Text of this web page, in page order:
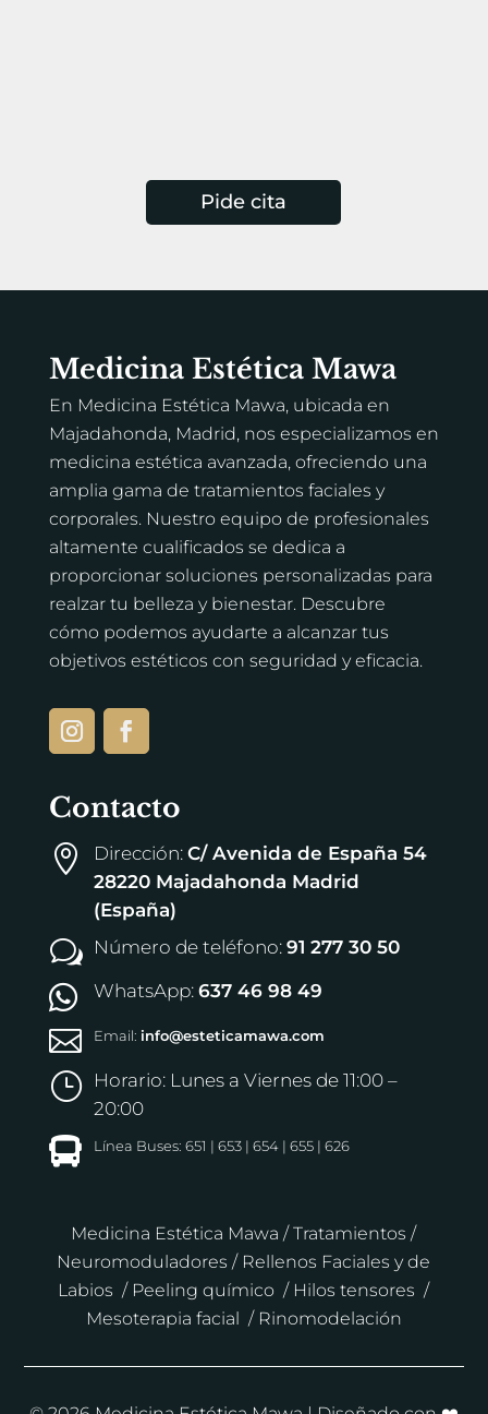
Pide cita
Medicina Estética Mawa
En Medicina Estética Mawa, ubicada en
Majadahonda, Madrid, nos especializamos en
medicina estética avanzada, ofreciendo una
amplia gama de tratamientos faciales y
corporales. Nuestro equipo de profesionales
altamente cualificados se dedica a
proporcionar soluciones personalizadas para
realzar tu belleza y bienestar. Descubre
cómo podemos ayudarte a alcanzar tus
objetivos estéticos con seguridad y eficacia.
Contacto
 Dirección: C/ Avenida de España 54
28220 Majadahonda Madrid
(España)
w Número de teléfono: 91 277 30 50
 WhatsApp: 637 46 98 49
 Email: info@esteticamawa.com
}
Horario: Lunes a Viernes de 11:00 –
20:00
 Línea Buses: 651 | 653 | 654 | 655 | 626
Medicina Estética Mawa /Tratamientos /
Neuromoduladores / Rellenos Faciales y de
Labios / Peeling químico / Hilos tensores /
Mesoterapia facial / Rinomodelación